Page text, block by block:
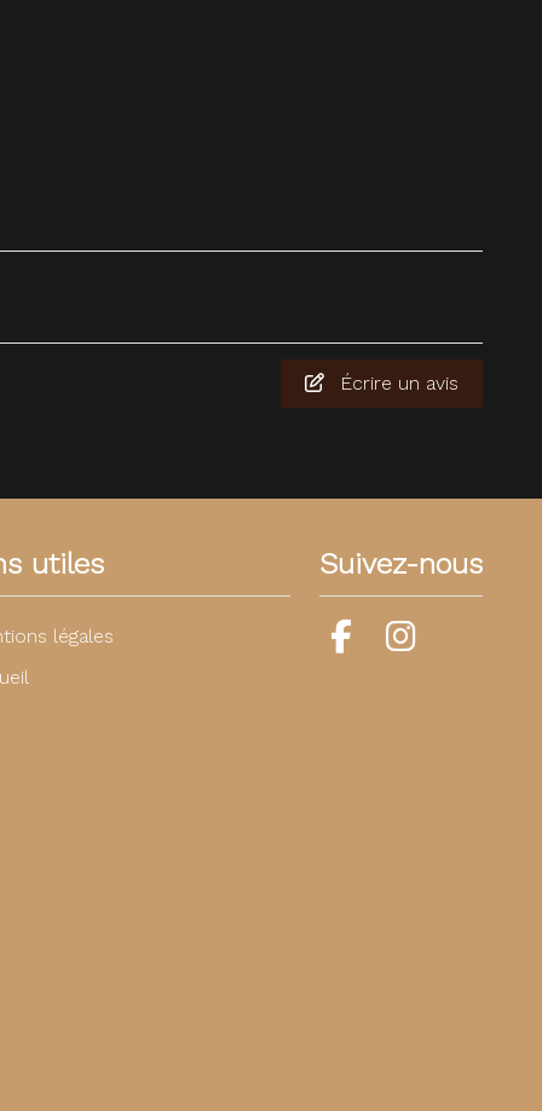
Écrire un avis
utiles
légales
Suivez-nous